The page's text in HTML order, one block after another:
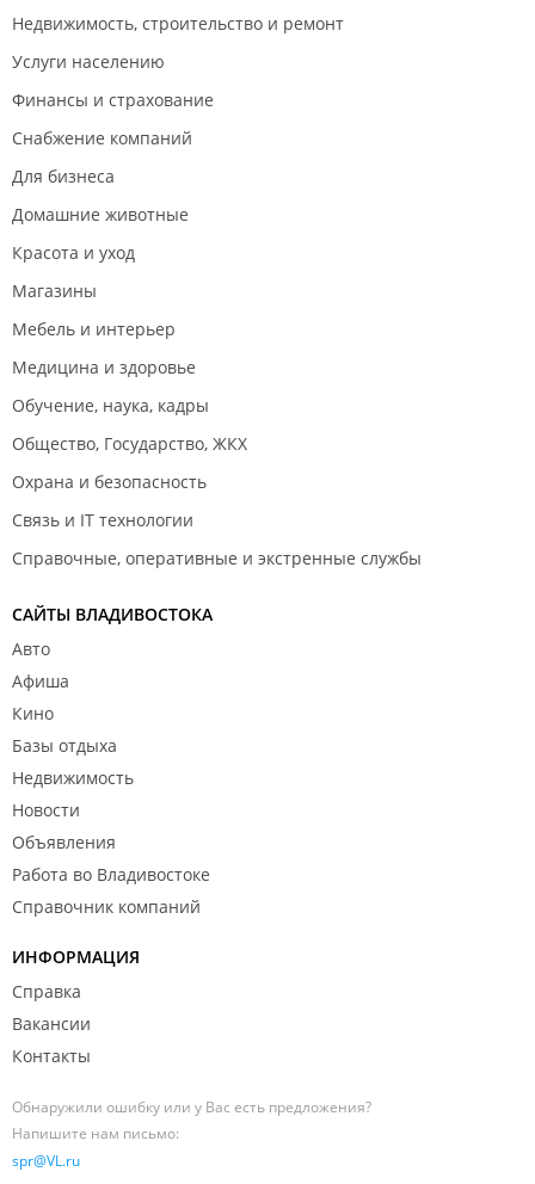
Недвижимость, строительство и ремонт
Услуги населению
Финансы и страхование
Снабжение компаний
Для бизнеса
Домашние животные
Красота и уход
Магазины
Мебель и интерьер
Медицина и здоровье
Обучение, наука, кадры
Общество, Государство, ЖКХ
Охрана и безопасность
Связь и IT технологии
Справочные, оперативные и экстренные службы
САЙТЫ ВЛАДИВОСТОКА
Авто
Афиша
Кино
Базы отдыха
Недвижимость
Новости
Объявления
Работа во Владивостоке
Справочник компаний
ИНФОРМАЦИЯ
Справка
Вакансии
Контакты
Обнаружили ошибку или у Вас есть предложения?
Напишите нам письмо:
spr@VL.ru